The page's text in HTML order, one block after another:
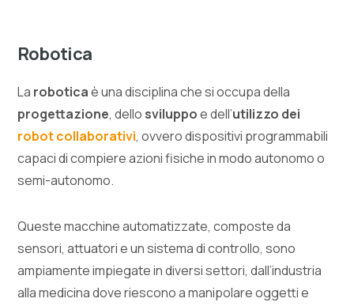
Robotica
La roboticaè una disciplina che si occupa della
progettazione, dello sviluppoe dell’utilizzo dei
robot collaborativi, ovvero dispositivi programmabili
capaci di compiere azioni fisiche in modo autonomo o
semi-autonomo.
Queste macchine automatizzate, composte da
sensori, attuatori e un sistema di controllo, sono
ampiamente impiegate in diversi settori, dall’industria
alla medicina dove riescono a manipolare oggetti e